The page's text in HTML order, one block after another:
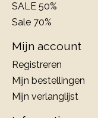
SALE 50%
Sale 70%
Mijn account
Registreren
Mijn bestellingen
Mijn verlanglijst